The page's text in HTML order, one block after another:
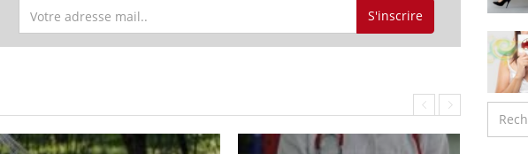
S'inscrire